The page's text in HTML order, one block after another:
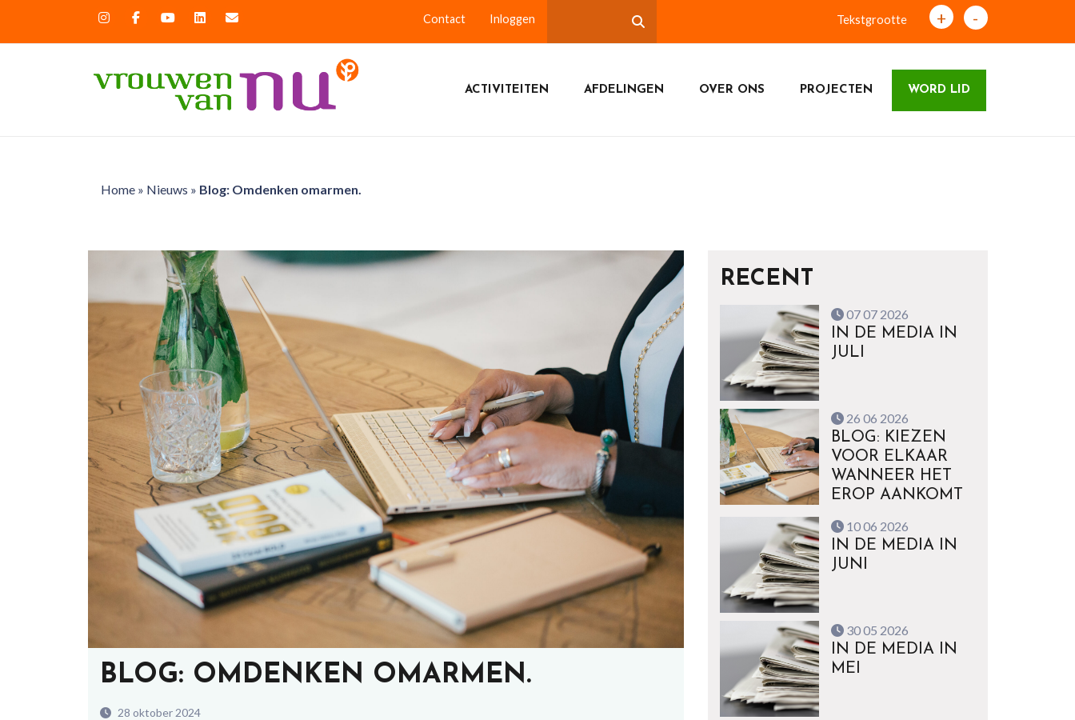
Contact Inloggen Tekstgrootte + -
ACTIVITEITEN AFDELINGEN OVER ONS PROJECTEN WORD LID
Home» Nieuws » Blog: Omdenken omarmen.
BLOG: OMDENKEN OMARMEN.
28 oktober 2024
RECENT
07 07 2026
IN DE MEDIA IN
JULI
26 06 2026
BLOG: KIEZEN
VOOR ELKAAR
WANNEER HET
EROP AANKOMT
10 06 2026
IN DE MEDIA IN
JUNI
30 05 2026
IN DE MEDIA IN
MEI